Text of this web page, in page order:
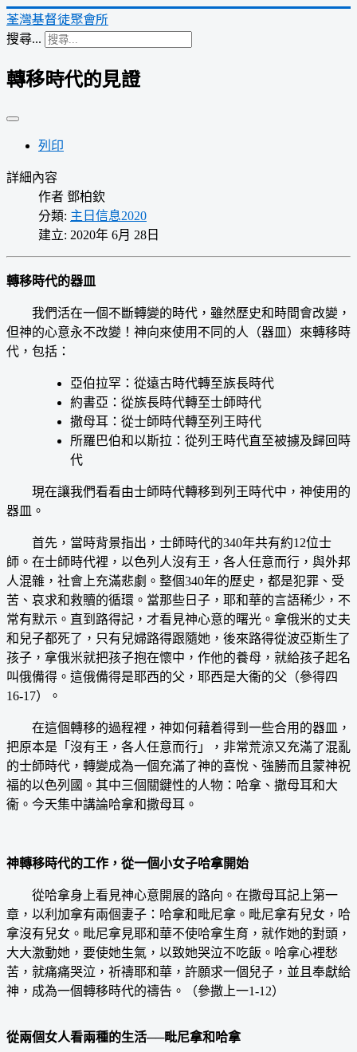
荃灣基督徒聚會所
搜尋...
轉移時代的見證
列印
詳細內容
作者 鄧柏欽
分類: 主日信息2020
建立: 2020年 6月 28日
轉移時代的器皿
我們活在一個不斷轉變的時代，雖然歷史和時間會改變，
但神的心意永不改變！神向來使用不同的人（器皿）來轉移時
代，包括：
亞伯拉罕：從遠古時代轉至族長時代
約書亞：從族長時代轉至士師時代
撒母耳：從士師時代轉至列王時代
所羅巴伯和以斯拉：從列王時代直至被擄及歸回時
代
現在讓我們看看由士師時代轉移到列王時代中，神使用的
器皿。
首先，當時背景指出，士師時代的340年共有約12位士
師。在士師時代裡，以色列人沒有王，各人任意而行，與外邦
人混雜，社會上充滿悲劇。整個340年的歷史，都是犯罪、受
苦、哀求和救贖的循環。當那些日子，耶和華的言語稀少，不
常有默示。直到路得記，才看見神心意的曙光。拿俄米的丈夫
和兒子都死了，只有兒婦路得跟隨她，後來路得從波亞斯生了
孩子，拿俄米就把孩子抱在懷中，作他的養母，就給孩子起名
叫俄備得。這俄備得是耶西的父，耶西是大衞的父（參得四
16-17）。
在這個轉移的過程裡，神如何藉着得到一些合用的器皿，
把原本是「沒有王，各人任意而行」，非常荒涼又充滿了混亂
的士師時代，轉變成為一個充滿了神的喜悅、強勝而且蒙神祝
福的以色列國。其中三個關鍵性的人物：哈拿、撒母耳和大
衞。今天集中講論哈拿和撒母耳。
神轉移時代的工作，從一個小女子哈拿開始
從哈拿身上看見神心意開展的路向。在撒母耳記上第一
章，以利加拿有兩個妻子：哈拿和毗尼拿。毗尼拿有兒女，哈
拿沒有兒女。毗尼拿見耶和華不使哈拿生育，就作她的對頭，
大大激動她，要使她生氣，以致她哭泣不吃飯。哈拿心裡愁
苦，就痛痛哭泣，祈禱耶和華，許願求一個兒子，並且奉獻給
神，成為一個轉移時代的禱告。（參撒上一1-12）
從兩個女人看兩種的生活──毗尼拿和哈拿